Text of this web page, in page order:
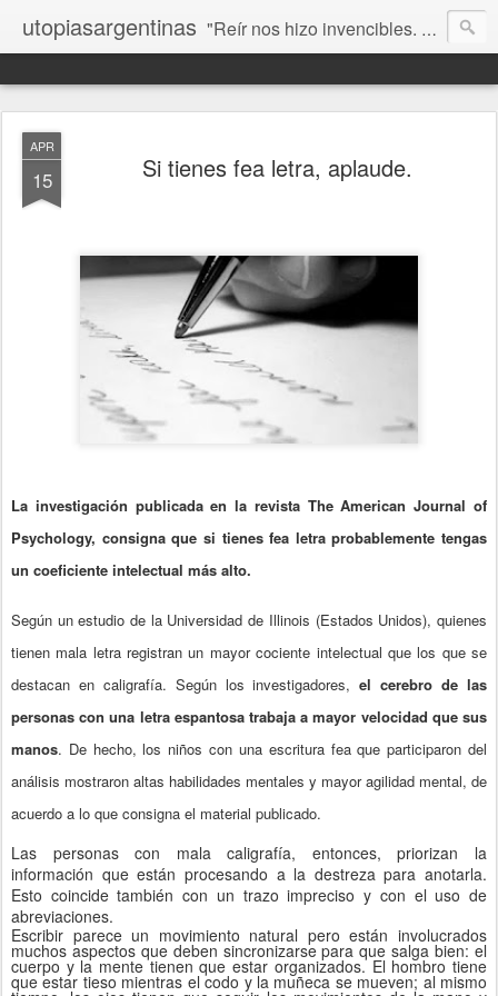
utopiasargentinas "Reír nos hizo invencibles. No como los que siempre ganan, sino como aquellos que no se rinden”. Frida Kahlo
APR
15 Si tienes fea letra, aplaude.
La investigación publicada en la revista The American Journal of
Psychology, consigna que si tienes fea letra probablemente tengas
un coeficiente intelectual más alto.
Según un estudio de la Universidad de Illinois (Estados Unidos), quienes
tienen mala letra registran un mayor cociente intelectual que los que se
destacan en caligrafía. Según los investigadores,el cerebro de las
personas con una letra espantosa trabaja a mayor velocidad que sus
manos. De hecho, los niños con una escritura fea que participaron del
análisis mostraron altas habilidades mentales y mayor agilidad mental, de
acuerdo a lo que consigna el material publicado.
Las personas con mala caligrafía, entonces, priorizan la
información que están procesando a la destreza para anotarla.
Esto coincide también con un trazo impreciso y con el uso de
abreviaciones.
Escribir parece un movimiento natural pero están involucrados
muchos aspectos que deben sincronizarse para que salga bien: el
cuerpo y la mente tienen que estar organizados. El hombro tiene
que estar tieso mientras el codo y la muñeca se mueven; al mismo